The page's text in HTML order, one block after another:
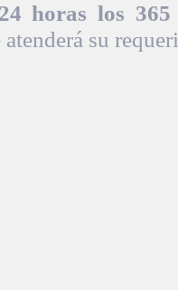
24 horas los
su